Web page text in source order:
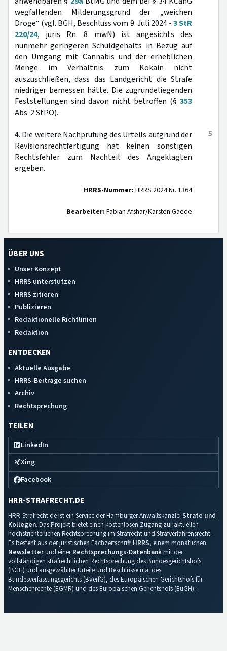
wegfallenden Milderungsgrund der „weichen
Droge“ (vgl. BGH, Beschluss vom 9. Juli 2024 -3 StR
220/24, juris Rn. 8 mwN) ist angesichts des
nunmehr geringeren Schuldgehalts in Bezug auf
den Umgang mit Cannabis und der erheblichen
Menge im Verhältnis zum Kokain nicht
auszuschließen, dass das Landgericht die Strafe
niedriger bemessen hätte. Die zugrundeliegenden
Feststellungen sind davon nicht betroffen (§ 353
Abs. 2 StPO).
5
4. Die weitere Nachprüfung des Urteils aufgrund der
Revisionsrechtfertigung hat keinen sonstigen
Rechtsfehler zum Nachteil des Angeklagten
ergeben.
HRRS-Nummer: HRRS 2024 Nr. 1364
Bearbeiter: Fabian Afshar/Karsten Gaede
ÜBER UNS
Unser Konzept
HRRS unterstützen
HRRS zitieren
Publizieren
Redaktionelle Richtlinien
Redaktion
ENTDECKEN
Aktuelle Ausgabe
HRRS-Beiträge suchen
Archiv
Rechtsprechung
TEILEN
LinkedIn
Xing
Facebook
HRR-STRAFRECHT.DE
HRR-Strafrecht.de ist ein Service der Hamburger Anwaltskanzlei Strate und
Kollegen. Das Projekt bietet einen kostenlosen Zugang zur aktuellen
höchstrichterlichen Rechtsprechung im Strafrecht und Strafverfahrensrecht.
Es besteht aus der juristischen Fachzeitschrift HRRS, einem monatlichen
Newsletterund einerRechtsprechungs-Datenbankmit der
vollständigen strafrechtlichen Rechtsprechung des Bundesgerichtshofs
(BGH) und ausgewählter Urteile und Beschlüsse u.a. des
Bundesverfassungsgerichts (BVerfG), des Europäischen Gerichtshofs für
Menschenrechte (EGMR) und des Europäischen Gerichtshofs (EuGH).